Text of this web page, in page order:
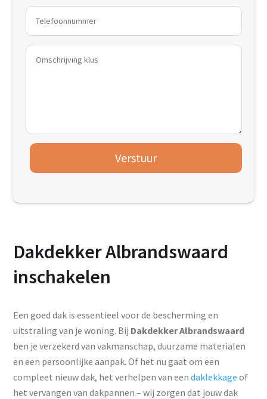
Verstuur
Dakdekker Albrandswaard
inschakelen
Een goed dak is essentieel voor de bescherming en
uitstraling van je woning. Bij Dakdekker Albrandswaard
ben je verzekerd van vakmanschap, duurzame materialen
en een persoonlijke aanpak. Of het nu gaat om een
compleet nieuw dak, het verhelpen van eendaklekkage of
het vervangen van dakpannen – wij zorgen dat jouw dak